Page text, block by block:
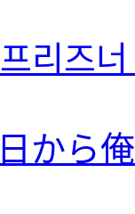
리즈
から